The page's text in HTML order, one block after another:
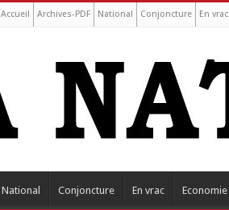
Accueil Archives-PDF National Conjoncture En vrac
National Conjoncture En vrac Economie